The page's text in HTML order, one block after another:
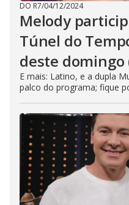
DO R7/04/12/2024
Melody
Túnel do
deste domingo
E mais: Latino, e a dupla
palco do programa; fique